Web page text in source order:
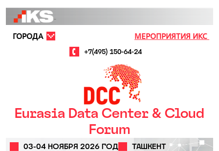
МЕРОПРИЯТИЯ ИКС
+7(495) 150-64-24
ГОРОДА
Eurasia Data Center & Cloud
Forum
03-04 НОЯБРЯ 2026 ГОД ТАШКЕНТ